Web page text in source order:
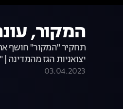
המקור, עונה 20, פרק 16: אשמים חפים
תחקיר "המקור" חושף
יצואניות הגז מהמדינה
03.04.2023